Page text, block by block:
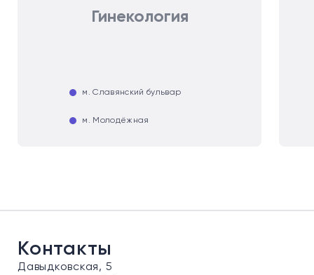
Гинекология
м. Славянский бульвар
м. Молодёжная
Контакты
Давыдковская, 5